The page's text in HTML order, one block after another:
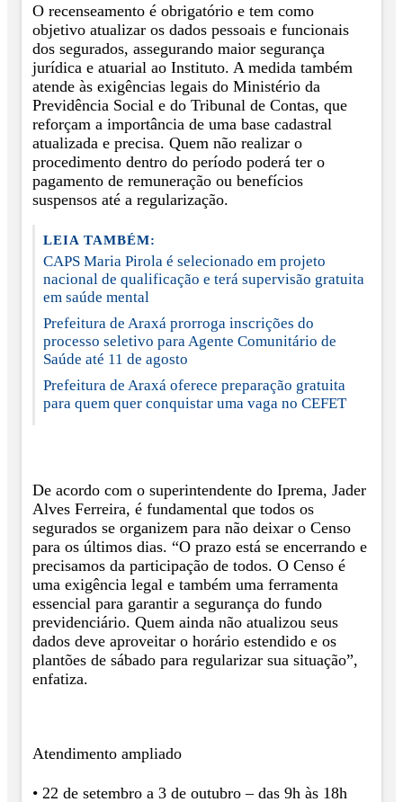
O recenseamento é obrigatório e tem como
objetivo atualizar os dados pessoais e funcionais
dos segurados, assegurando maior segurança
jurídica e atuarial ao Instituto. A medida também
atende às exigências legais do Ministério da
Previdência Social e do Tribunal de Contas, que
reforçam a importância de uma base cadastral
atualizada e precisa. Quem não realizar o
procedimento dentro do período poderá ter o
pagamento de remuneração ou benefícios
suspensos até a regularização.
LEIA TAMBÉM:
CAPS Maria Pirola é selecionado em projeto
nacional de qualificação e terá supervisão gratuita
em saúde mental
Prefeitura de Araxá prorroga inscrições do
processo seletivo para Agente Comunitário de
Saúde até 11 de agosto
Prefeitura de Araxá oferece preparação gratuita
para quem quer conquistar uma vaga no CEFET
De acordo com o superintendente do Iprema, Jader
Alves Ferreira, é fundamental que todos os
segurados se organizem para não deixar o Censo
para os últimos dias. “O prazo está se encerrando e
precisamos da participação de todos. O Censo é
uma exigência legal e também uma ferramenta
essencial para garantir a segurança do fundo
previdenciário. Quem ainda não atualizou seus
dados deve aproveitar o horário estendido e os
plantões de sábado para regularizar sua situação”,
enfatiza.
Atendimento ampliado
• 22 de setembro a 3 de outubro – das 9h às 18h